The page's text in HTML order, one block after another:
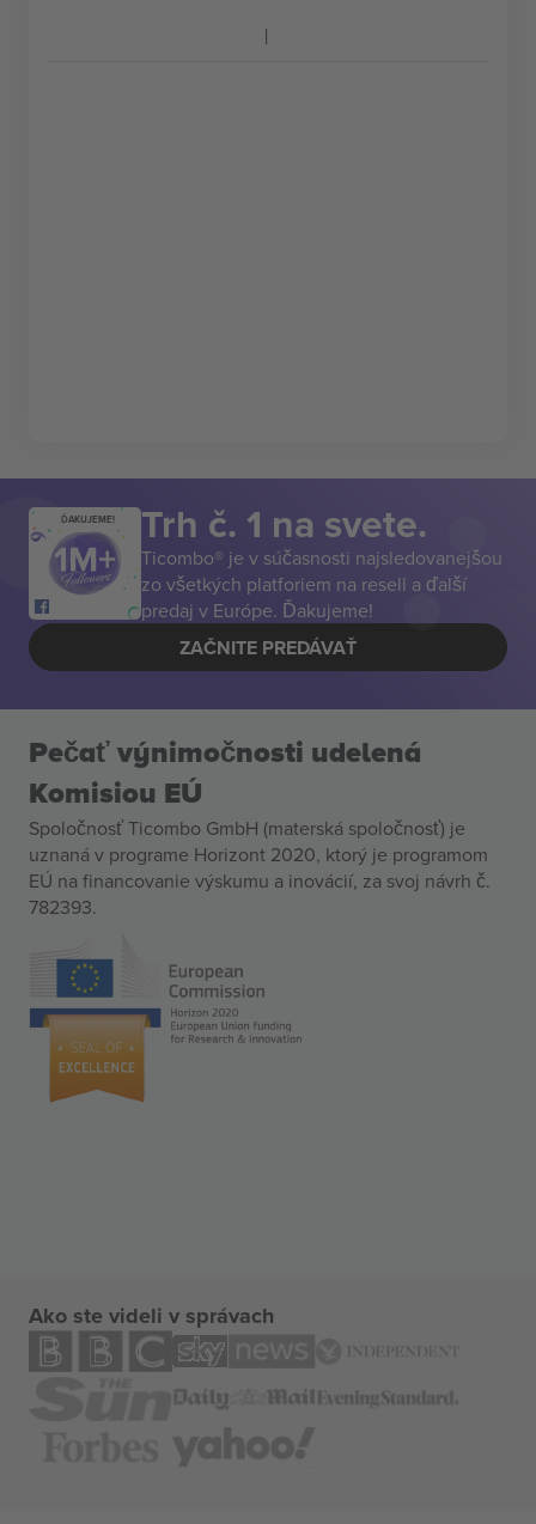
ĎAKUJEME! Trh č. 1 na svete.
Ticombo® je v súčasnosti najsledovanejšou
zo všetkých platforiem na resell a ďalší
predaj v Európe. Ďakujeme!
ZAČNITE PREDÁVAŤ
Pečať výnimočnosti udelená
Komisiou EÚ
Spoločnosť Ticombo GmbH (materská spoločnosť) je
uznaná v programe Horizont 2020, ktorý je programom
EÚ na financovanie výskumu a inovácií, za svoj návrh č.
782393.
Ako ste videli v správach